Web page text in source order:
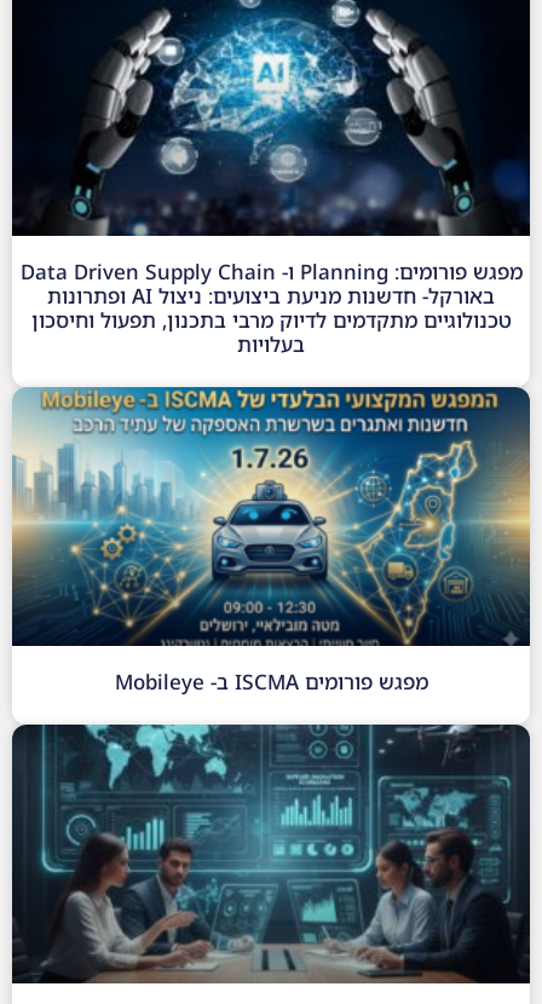
מפגש פורומים: Planning ו- Data Driven Supply Chain
באורקל- חדשנות מניעת ביצועים: ניצול AI ופתרונות
טכנולוגיים מתקדמים לדיוק מרבי בתכנון, תפעול וחיסכון
בעלויות
מפגש פורומים ISCMA ב- Mobileye